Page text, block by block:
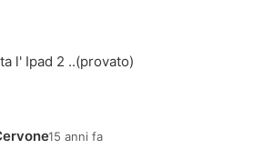
l' Ipad 2 ..(provato)
15 anni fa